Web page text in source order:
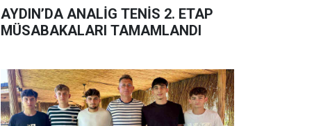
AYDIN’DA ANALİG TENİS 2. ETAP
MÜSABAKALARI TAMAMLANDI